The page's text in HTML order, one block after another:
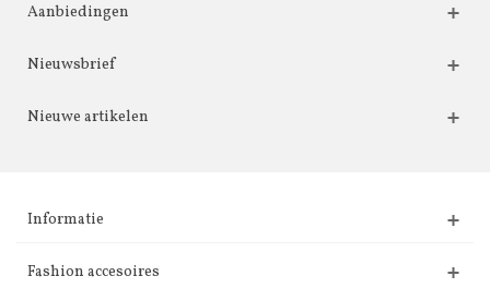
Aanbiedingen
Nieuwsbrief
Nieuwe artikelen
Informatie
Fashion accesoires